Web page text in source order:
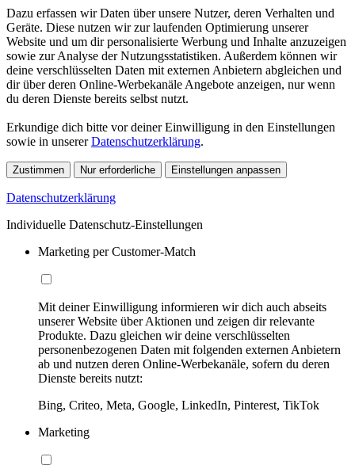
Dazu erfassen wir Daten über unsere Nutzer, deren Verhalten und
Geräte. Diese nutzen wir zur laufenden Optimierung unserer
Website und um dir personalisierte Werbung und Inhalte anzuzeigen
sowie zur Analyse der Nutzungsstatistiken. Außerdem können wir
deine verschlüsselten Daten mit externen Anbietern abgleichen und
dir über deren Online-Werbekanäle Angebote anzeigen, nur wenn
du deren Dienste bereits selbst nutzt.
Erkundige dich bitte vor deiner Einwilligung in den Einstellungen
sowie in unsererDatenschutzerklärung.
Zustimmen Nur erforderliche Einstellungen anpassen
Datenschutzerklärung
Individuelle Datenschutz-Einstellungen
Marketing per Customer-Match
Mit deiner Einwilligung informieren wir dich auch abseits
unserer Website über Aktionen und zeigen dir relevante
Produkte. Dazu gleichen wir deine verschlüsselten
personenbezogenen Daten mit folgenden externen Anbietern
ab und nutzen deren Online-Werbekanäle, sofern du deren
Dienste bereits nutzt:
Bing, Criteo, Meta, Google, LinkedIn, Pinterest, TikTok
Marketing